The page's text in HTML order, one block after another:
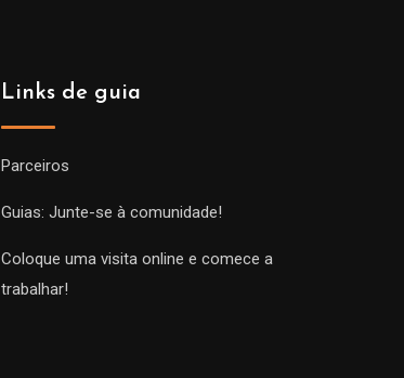
Links de guia
Parceiros
Guias: Junte-se à comunidade!
Coloque uma visita online e comece a
trabalhar!